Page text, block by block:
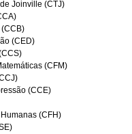
Joinville (CTJ)
(CED)
(CFM)
(CCE)
(CFH)